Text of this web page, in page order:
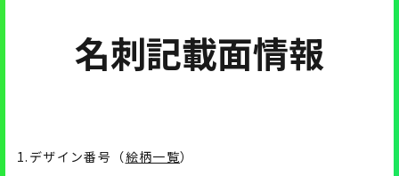
名刺記載面情報
1.デザイン番号（絵柄一覧）